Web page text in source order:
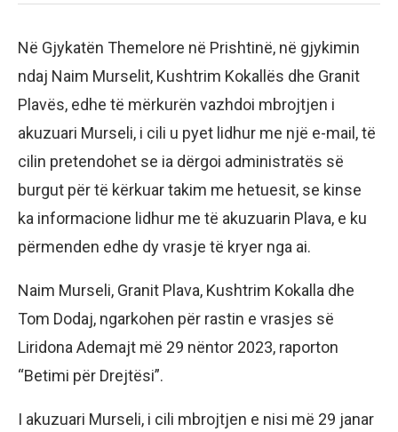
Në Gjykatën Themelore në Prishtinë, në gjykimin
ndaj Naim Murselit, Kushtrim Kokallës dhe Granit
Plavës, edhe të mërkurën vazhdoi mbrojtjen i
akuzuari Murseli, i cili u pyet lidhur me një e-mail, të
cilin pretendohet se ia dërgoi administratës së
burgut për të kërkuar takim me hetuesit, se kinse
ka informacione lidhur me të akuzuarin Plava, e ku
përmenden edhe dy vrasje të kryer nga ai.
Naim Murseli, Granit Plava, Kushtrim Kokalla dhe
Tom Dodaj, ngarkohen për rastin e vrasjes së
Liridona Ademajt më 29 nëntor 2023, raporton
“Betimi për Drejtësi”.
I akuzuari Murseli, i cili mbrojtjen e nisi më 29 janar